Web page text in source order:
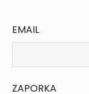
EMAIL
ZAPORKA